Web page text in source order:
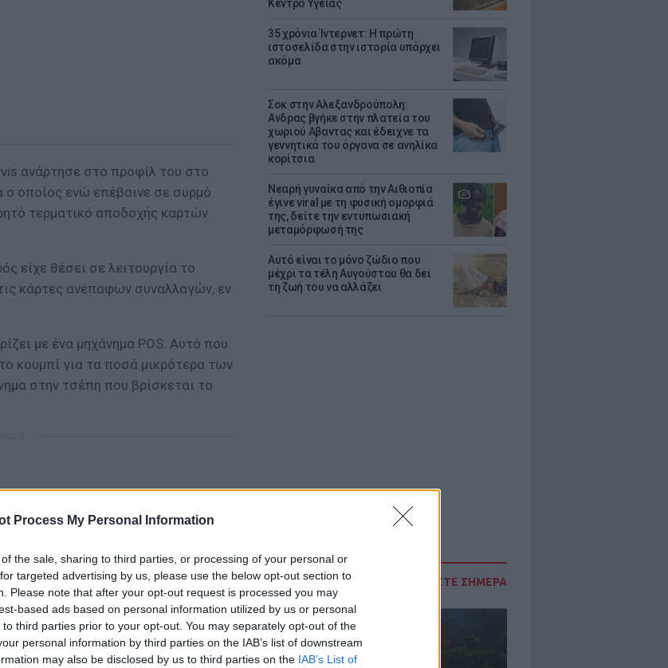
Process My Personal Information
the sale, sharing to third parties, or processing of your personal or
targeted advertising by us, please use the below opt-out section to
Please note that after your opt-out request is processed you may
based ads based on personal information utilized by us or personal
third parties prior to your opt-out. You may separately opt-out of the
personal information by third parties on the IAB’s list of downstream
may also be disclosed by us to third parties on the IAB’s List of
Κέντρο Υγείας
35 χρόνια Ίντερνετ: Η πρώτη
ιστοσελίδα στην ιστορία υπάρχει
ακόμα
Σοκ στην Αλεξανδρούπολη:
Ανδρας βγήκε στην πλατεία του
χωριού Αβαντας και έδειχνε τα
γεννητικά του όργανα σε ανηλίκα
κορίτσια
Νεαρή γυναίκα από την Αιθιοπία
έγινε viral με τη φυσική ομορφιά
της, δείτε την εντυπωσιακή
μεταμόρφωσή της
Αυτό είναι το μόνο ζώδιο που
μέχρι τα τέλη Αυγούστου θα δει
τη ζωή του να αλλάζει
ΔΙΑΒΑΣΤΕ ΣΗΜΕΡΑ
ανάρτησε στο προφίλ του στο
οποίος ενώ επέβαινε σε συρμό
τερματικό αποδοχής καρτών
είχε θέσει σε λειτουργία το
κάρτες ανέπαφων συναλλαγών, εν
με ένα μηχάνημα POS. Αυτό που
κουμπί για τα ποσά μικρότερα των
στην τσέπη που βρίσκεται το